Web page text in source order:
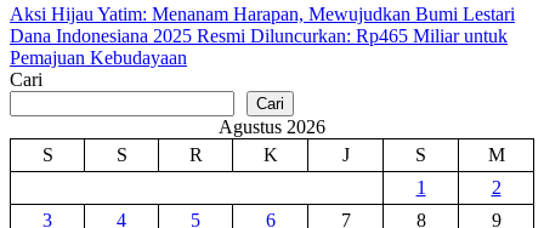
Post
navigation
Aksi Hijau Yatim: Menanam Harapan, Mewujudkan Bumi Lestari
Dana Indonesiana 2025 Resmi Diluncurkan: Rp465 Miliar untuk
Pemajuan Kebudayaan
Cari
Cari
Agustus 2026
S
S R K J S
M
1
2
3
4 5 6 7 8
9